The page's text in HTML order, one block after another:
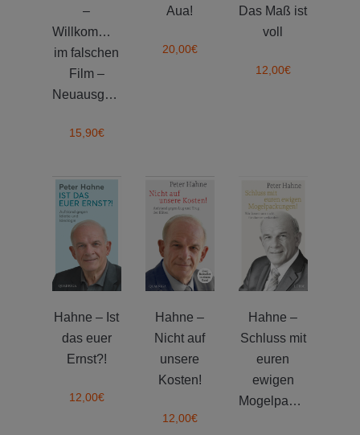
–
Willkommen
im falschen
Film –
Neuausgabe
15,90€
Aua!
20,00€
Das Maß ist
voll
12,00€
Hahne – Ist
das euer
Ernst?!
12,00€
Hahne –
Nicht auf
unsere
Kosten!
12,00€
Hahne –
Schluss mit
euren
ewigen
Mogelpackungen